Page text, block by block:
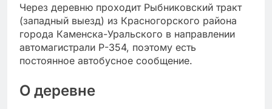
Через деревню проходит Рыбниковский тракт
(западный выезд) из Красногорского района
города Каменска-Уральского в направлении
автомагистрали Р-354, поэтому есть
постоянное автобусное сообщение.
О деревне